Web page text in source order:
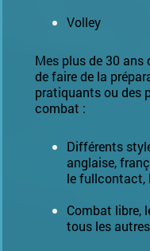
Volley
Mes plus de 30 ans
de faire de la
pratiquants ou des
combat :
Différents
anglaise,
le fullcontact,
Combat libre,
tous les